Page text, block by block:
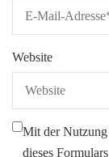
Website
Mit der Nutzung
dieses Formulars